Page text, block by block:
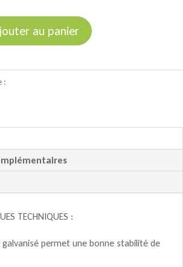
au panier
:
TECHNIQUES :
galvanisé permet une bonne stabilité de